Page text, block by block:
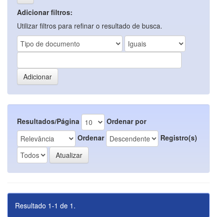
Adicionar filtros:
Utilizar filtros para refinar o resultado de busca.
Resultados/Página
Ordenar por
Ordenar
Registro(s)
Resultado 1-1 de 1.